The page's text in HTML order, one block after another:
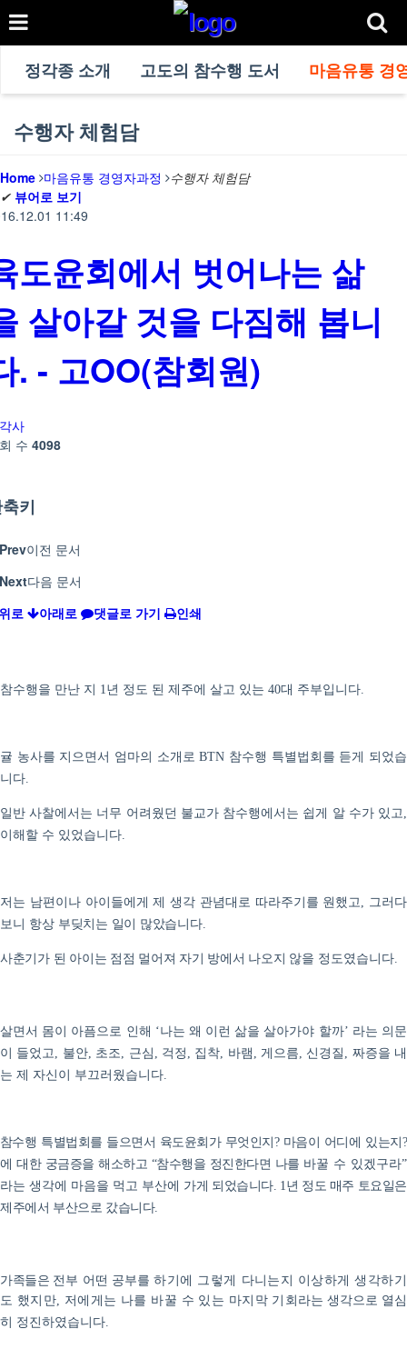
정각종 소개 고도의 참수행 도서 마음유통 경
수행자 체험담
Home 마음유통 경영자과정
수행자 체험담
✔ 뷰어로 보기
11:49
도윤회에서 벗어나는 삶
살아갈 것을 다짐해 봅니
. - 고OO(참회원)
사
수 4098
키
Prev이전 문서
Next다음 문서
로
아래로 댓글로 가기 인쇄
참수행을 만난 지 1 년 정도 된 제주에 살고 있는 40대 주부입니다
귤 농사를 지으면서 엄마의 소개로BTN 참수행 특별법회를 듣게 되었습
니다
일반 사찰에서는 너무 어려웠던 불교가 참수행에서는 쉽게 알 수가 있고
이해할 수 있었습니다
저는 남편이나 아이들에게 제 생각 관념대로 따라주기를 원했고
그러다
보니 항상 부딪치는 일이 많았습니다.
사춘기가 된 아이는 점점 멀어져 자기 방에서 나오지 않을 정도였습니다
살면서 몸이 아픔으로 인해 ‘나는 왜 이런 삶을 살아가야 할까’ 라는 의문
이 들었고 불안, 초조 근심 걱정 집착 바램 게으름 신경질 짜증을 내
는 제 자신이 부끄러웠습니다
참수행 특별법회를 들으면서 육도윤회가 무엇인지? 마음이 어디에 있는지?
에 대한 궁금증을 해소하고 “참수행을 정진한다면 나를 바꿀 수 있겠구라”
라는 생각에 마음을 먹고 부산에 가게 되었습니다. 1 년 정도 매주 토요일은
제주에서 부산으로 갔습니다.
가족들은 전부 어떤 공부를하기에 그렇게 다니는지 이상하게 생각하기
도 했지만 저에게는 나를 바꿀 수 있는 마지막 기 회라는 생각으로 열심
히 정진하였습니다